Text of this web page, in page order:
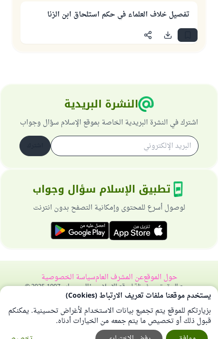
تفصيل خلاف العلماء في حكم استلحاق ابن الزنا
النشرة البريدية
اشترك في النشرة البريدية الخاصة بموقع الإسلام سؤال وجواب
تطبيق الإسلام سؤال وجواب
لوصول أسرع للمحتوى وإمكانية التصفح بدون انترنت
حول الموقععن المشرف العامسياسة الخصوصية
جميع الحقوق محفوظة لموقع الإسلام سؤال وجواب 1997-2025 ©
يستخدم موقعنا ملفات تعريف الارتباط (Cookies)
بزيارتكم للموقع يتم تجميع بيانات الاستخدام لأغراض تحسينية. يمكنكم
قبول ذلك أو تخصيص ما يتم جمعه من الخيارات أدناه.